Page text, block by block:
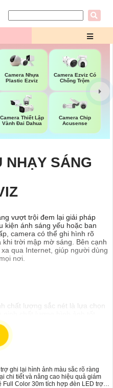
Camera Nhựa
Plastic Ezviz
Camera Ezviz Có
Chống Trộm
Camera Thiết Lập
Vành Đai Dahua
Camera Chip
Acusense
NHẠY SÁNG
vượt trội đem lại giải pháp
kiện ánh sáng yếu hoặc ban
camera có thể ghi hình rõ
trời mập mờ sáng. Bên cạnh
qua Internet, giúp người dùng
nơi.
chất lượng sắc nét là lựa chọn
sát từ xa qua điện thoại hay
thực nhất, đặc biệt là vào
ghi lại hình ảnh màu sắc rõ ràng
chi tiết và nâng cao hiệu quả giám
Color 30m tích hợp đèn LED trợ